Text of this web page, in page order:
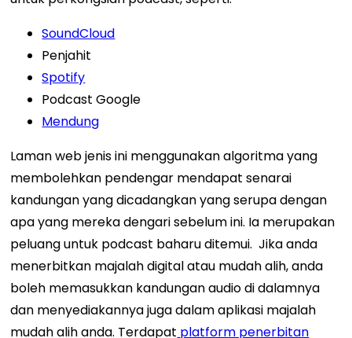
SoundCloud
Penjahit
Spotify
Podcast Google
Mendung
Laman web jenis ini menggunakan algoritma yang
membolehkan pendengar mendapat senarai
kandungan yang dicadangkan yang serupa dengan
apa yang mereka dengari sebelum ini. Ia merupakan
peluang untuk podcast baharu ditemui. Jika anda
menerbitkan majalah digital atau mudah alih, anda
boleh memasukkan kandungan audio di dalamnya
dan menyediakannya juga dalam aplikasi majalah
mudah alih anda. Terdapat platform penerbitan